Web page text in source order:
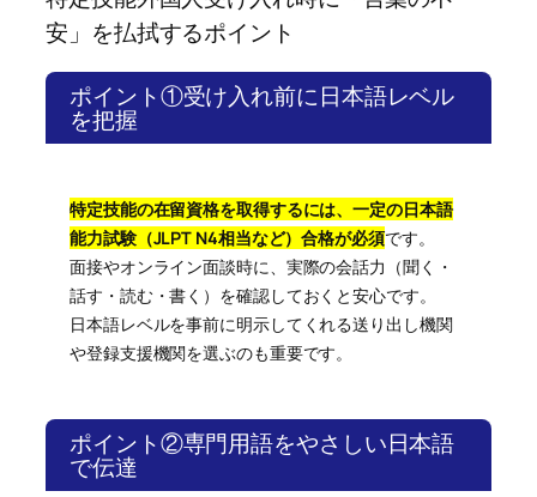
安」を払拭するポイント
ポイント①受け入れ前に日本語レベル
を把握
特定技能の在留資格を取得するには、一定の日本語
能力試験（JLPT N4相当など）合格が必須です。
面接やオンライン面談時に、実際の会話力（聞く・
話す・読む・書く）を確認しておくと安心です。
日本語レベルを事前に明示してくれる送り出し機関
や登録支援機関を選ぶのも重要です。
ポイント②専門用語をやさしい日本語
で伝達